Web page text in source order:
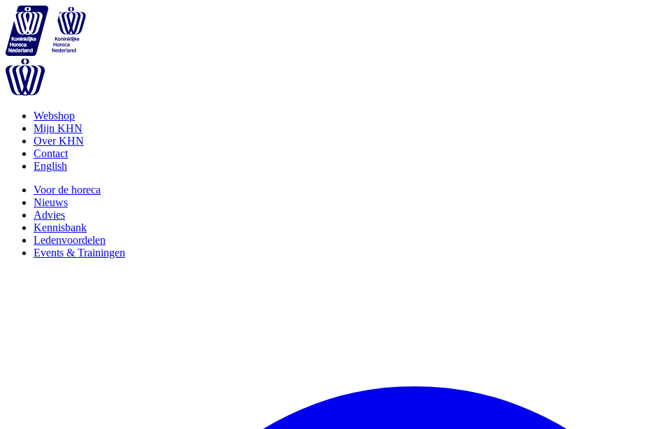
Webshop
Mijn KHN
Over KHN
Contact
English
Voor de horeca
Nieuws
Advies
Kennisbank
Ledenvoordelen
Events & Trainingen